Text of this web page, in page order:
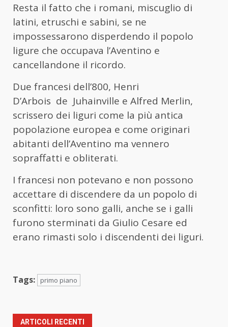
Resta il fatto che i romani, miscuglio di
latini, etruschi e sabini, se ne
impossessarono disperdendo il popolo
ligure che occupava l’Aventino e
cancellandone il ricordo.
Due francesi dell’800, Henri
D’Arbois de Juhainville e Alfred Merlin,
scrissero dei liguri come la più antica
popolazione europea e come originari
abitanti dell’Aventino ma vennero
sopraffatti e obliterati.
I francesi non potevano e non possono
accettare di discendere da un popolo di
sconfitti: loro sono galli, anche se i galli
furono sterminati da Giulio Cesare ed
erano rimasti solo i discendenti dei liguri.
Tags: primo piano
ARTICOLI RECENTI